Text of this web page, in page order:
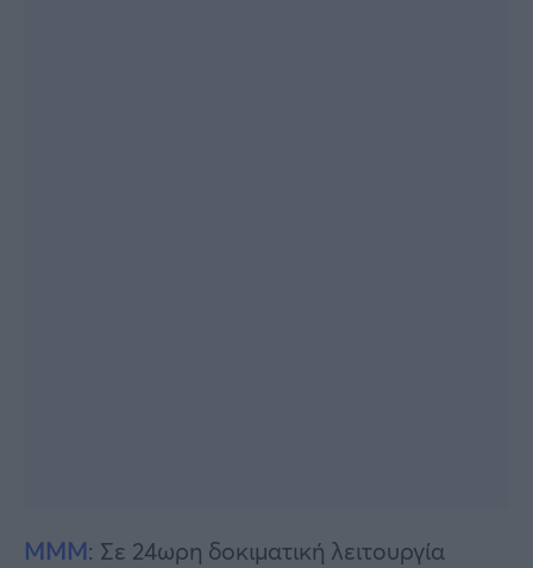
ΜΜΜ: Σε 24ωρη δοκιματική λειτουργία